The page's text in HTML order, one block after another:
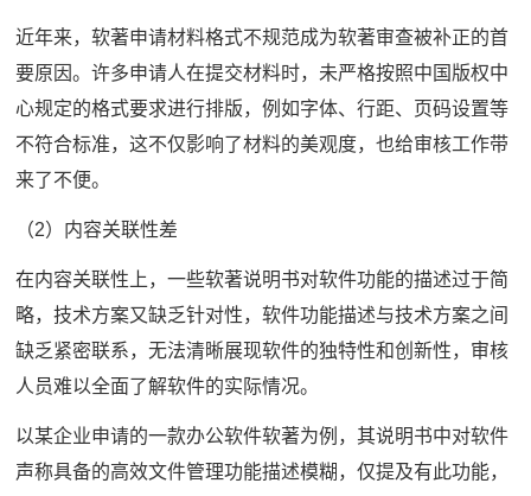
近年来，软著申请材料格式不规范成为软著审查被补正的首
要原因。许多申请人在提交材料时，未严格按照中国版权中
心规定的格式要求进行排版，例如字体、行距、页码设置等
不符合标准，这不仅影响了材料的美观度，也给审核工作带
来了不便。
（2）内容关联性差
在内容关联性上，一些软著说明书对软件功能的描述过于简
略，技术方案又缺乏针对性，软件功能描述与技术方案之间
缺乏紧密联系，无法清晰展现软件的独特性和创新性，审核
人员难以全面了解软件的实际情况。
以某企业申请的一款办公软件软著为例，其说明书中对软件
声称具备的高效文件管理功能描述模糊，仅提及有此功能，